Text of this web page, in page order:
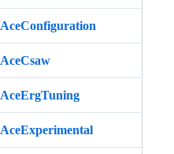
AceConfiguration
AceCsaw
AceErgTuning
AceExperimental